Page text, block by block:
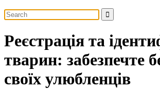
Реєстрація та
тварин: забезпечте
своїх улюбленців